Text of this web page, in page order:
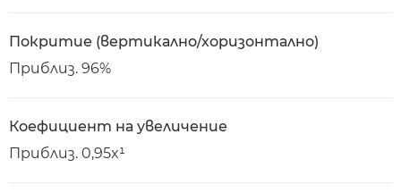
Покритие (вертикално/хоризонтално)
Приблиз. 96%
Коефициент на увеличение
Приблиз. 0,95x¹